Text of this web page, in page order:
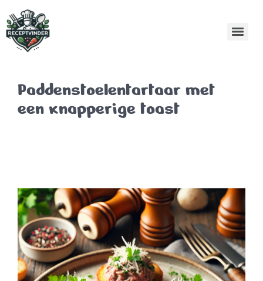
Paddenstoelentartaar met
een knapperige toast